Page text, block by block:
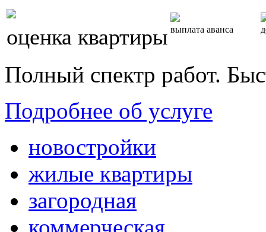
оценка квартиры выплата аванса
Полный спектр работ.
Подробнее об услуге
новостройки
жилые квартиры
загородная
коммерческая